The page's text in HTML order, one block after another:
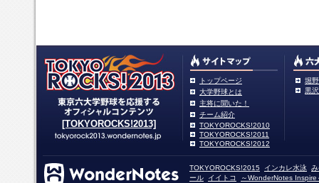
[TOKYOROCKS!2013]
トップページ
大学野球とは
主将に聞いた！
チーム紹介
TOKYOROCKS!2010
TOKYOROCKS!2011
TOKYOROCKS!2012
堀
黒
TOKYOROCKS!2015 インカレ水泳
ール
イイトコ
～WonderNotes Inspire